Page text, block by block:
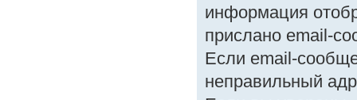
информация
прислано email-
Если email-
неправильный